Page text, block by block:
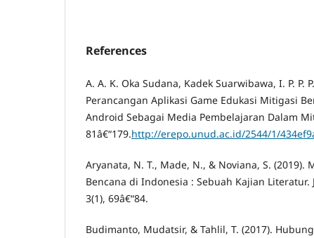
References
A. A. K. Oka Sudana, Kadek Suarwibawa, I. P. P.
Perancangan Aplikasi Game Edukasi Mitigasi
Android Sebagai Media Pembelajaran Dalam
81â€“179.http://erepo.unud.ac.id/2544/1/
Aryanata, N. T., Made, N., & Noviana, S. (2019).
Bencana di Indonesia : Sebuah Kajian Literatur.
3(1), 69â€“84.
Budimanto, Mudatsir, & Tahlil, T. (2017).